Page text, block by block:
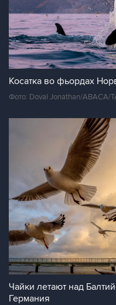
Косатка во фьордах
Фото: Doval Jonathan/ABACA/
Чайки летают над
Германия